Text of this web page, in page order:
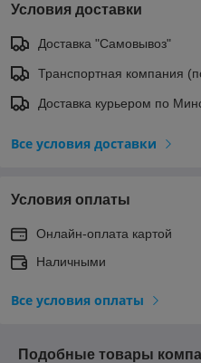
Условия доставки
Доставка "Самовывоз"
Транспортная компания
Доставка курьером по
Все условия доставки
Условия оплаты
Онлайн-оплата картой
Наличными
Все условия оплаты
Подобные товары